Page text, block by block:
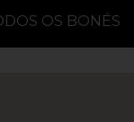
OS BONÉS